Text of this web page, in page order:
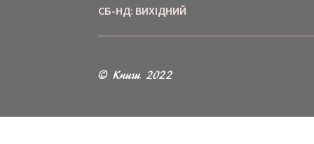
СБ-НД: ВИХІДНИЙ
© Книги 2022